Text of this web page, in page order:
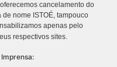
cancelamento do
nome ISTOÉ, tampouco
apenas pelo
respectivos sites.